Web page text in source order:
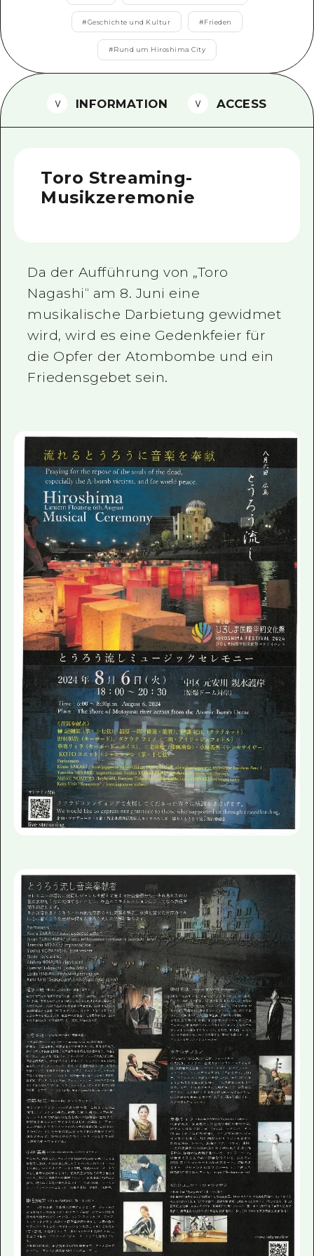
Ein freiwilliger Führer
Videos von Hiroshima
Foto-Download
#Geschichte und Kultur #Frieden
#Rund um Hiroshima City
INFORMATION ACCESS
Toro Streaming-
Musikzeremonie
Da der Aufführung von „Toro
Nagashi“ am 8. Juni eine
musikalische Darbietung gewidmet
wird, wird es eine Gedenkfeier für
die Opfer der Atombombe und ein
Friedensgebet sein.